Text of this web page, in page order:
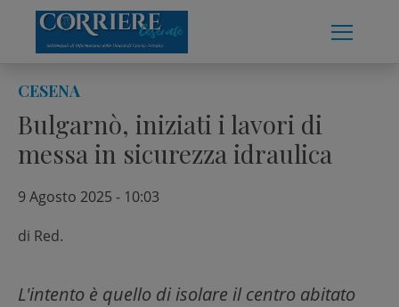
content
CESENA
Bulgarnò, iniziati i lavori di
messa in sicurezza idraulica
9 Agosto 2025 - 10:03
di Red.
L'intento è quello di isolare il centro abitato